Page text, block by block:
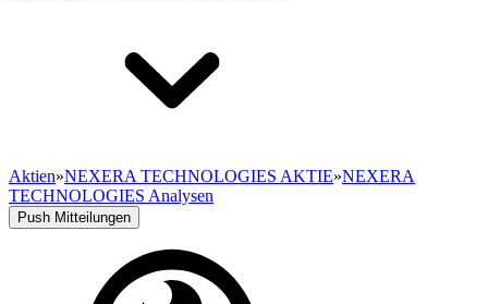
Aktien»NEXERA TECHNOLOGIES AKTIE»NEXERA
TECHNOLOGIES Analysen
Push Mitteilungen